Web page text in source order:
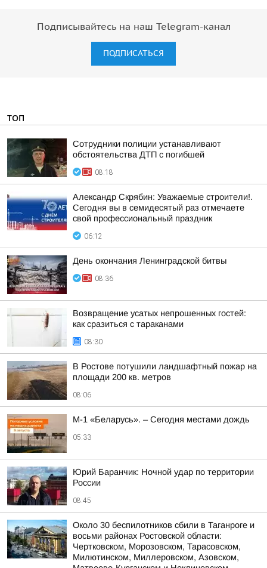
Подписывайтесь на наш Telegram-канал
ПОДПИСАТЬСЯ
ТОП
Сотрудники полиции устанавливают
обстоятельства ДТП с погибшей
08:18
Александр Скрябин: Уважаемые строители!.
Сегодня вы в семидесятый раз отмечаете
свой профессиональный праздник
06:12
День окончания Ленинградской битвы
08:36
Возвращение усатых непрошенных гостей:
как сразиться с тараканами
08:30
В Ростове потушили ландшафтный пожар на
площади 200 кв. метров
08:06
М-1 «Беларусь». – Сегодня местами дождь
05:33
Юрий Баранчик: Ночной удар по территории
России
08:45
Около 30 беспилотников сбили в Таганроге и
восьми районах Ростовской области:
Чертковском, Морозовском, Тарасовском,
Милютинском, Миллеровском, Азовском,